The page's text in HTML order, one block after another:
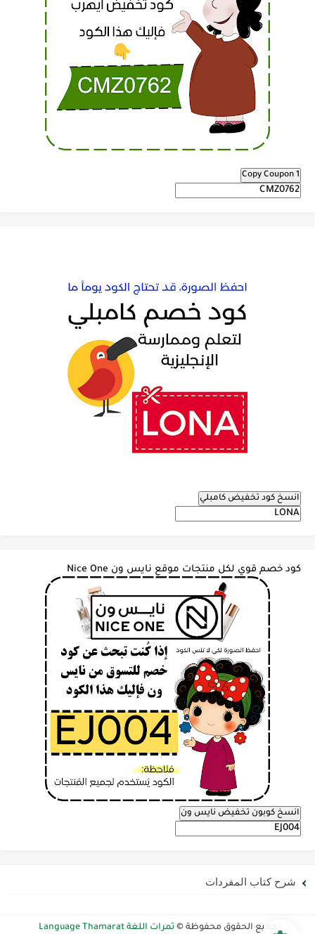
Copy Coupon 1
انسخ كود تخفيض كامبلي
كود خصم قوي لكل منتجات موقع نايس ون Nice One
انسخ كوبون تخفيض نايس ون
شرح كتاب المفردات
جميع الحقوق محفوظة © ثمرات اللغة Language Thamarat